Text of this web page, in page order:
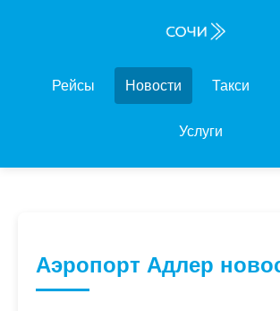
Рейсы Новости Такси
Услуги
Аэропорт Адлер